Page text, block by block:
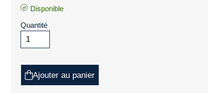
Disponible
Quantité
Ajouter au panier